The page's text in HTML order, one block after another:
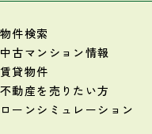
物件検索
中古マンション情報
賃貸物件
不動産を売りたい方
ローンシミュレーション